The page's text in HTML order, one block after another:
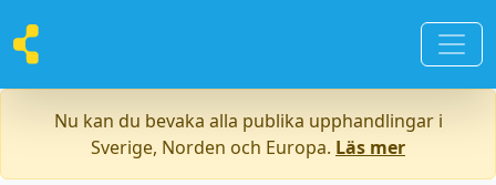
Nu kan du bevaka alla publika upphandlingar i
Sverige, Norden och Europa. Läs mer